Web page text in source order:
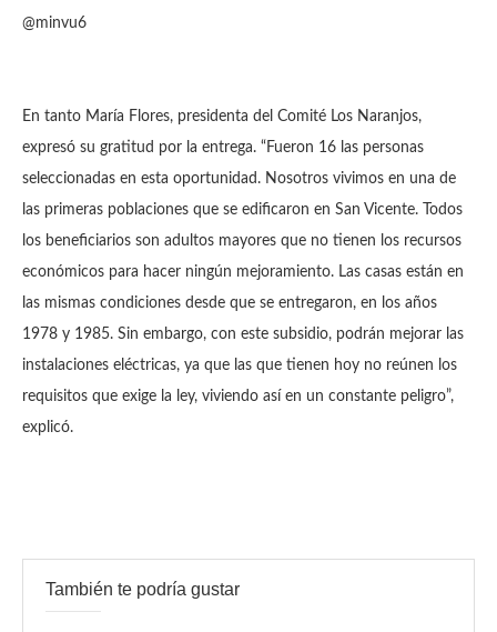
@minvu6
En tanto María Flores, presidenta del Comité Los Naranjos,
expresó su gratitud por la entrega. “Fueron 16 las personas
seleccionadas en esta oportunidad. Nosotros vivimos en una de
las primeras poblaciones que se edificaron en San Vicente. Todos
los beneficiarios son adultos mayores que no tienen los recursos
económicos para hacer ningún mejoramiento. Las casas están en
las mismas condiciones desde que se entregaron, en los años
1978 y 1985. Sin embargo, con este subsidio, podrán mejorar las
instalaciones eléctricas, ya que las que tienen hoy no reúnen los
requisitos que exige la ley, viviendo así en un constante peligro”,
explicó.
También te podría gustar